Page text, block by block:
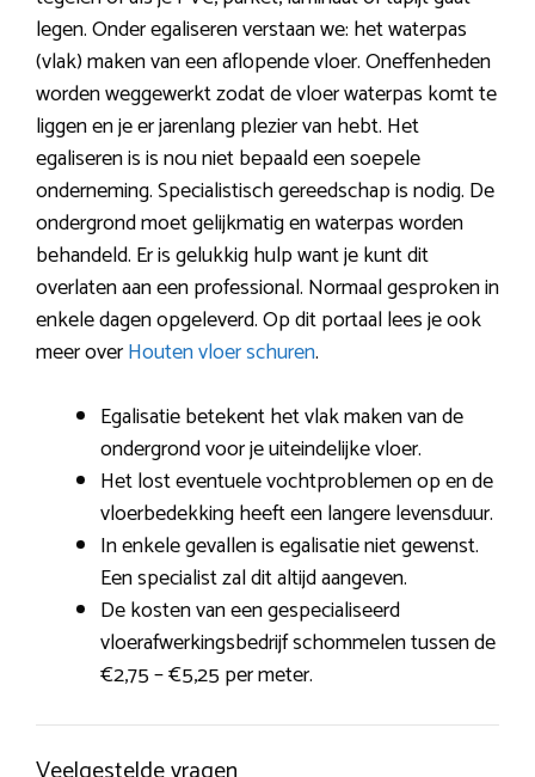
legen. Onder egaliseren verstaan we: het waterpas
(vlak) maken van een aflopende vloer. Oneffenheden
worden weggewerkt zodat de vloer waterpas komt te
liggen en je er jarenlang plezier van hebt. Het
egaliseren is is nou niet bepaald een soepele
onderneming. Specialistisch gereedschap is nodig. De
ondergrond moet gelijkmatig en waterpas worden
behandeld. Er is gelukkig hulp want je kunt dit
overlaten aan een professional. Normaal gesproken in
enkele dagen opgeleverd. Op dit portaal lees je ook
meer overHouten vloer schuren.
Egalisatie betekent het vlak maken van de
ondergrond voor je uiteindelijke vloer.
Het lost eventuele vochtproblemen op en de
vloerbedekking heeft een langere levensduur.
In enkele gevallen is egalisatie niet gewenst.
Een specialist zal dit altijd aangeven.
De kosten van een gespecialiseerd
vloerafwerkingsbedrijf schommelen tussen de
€2,75 – €5,25 per meter.